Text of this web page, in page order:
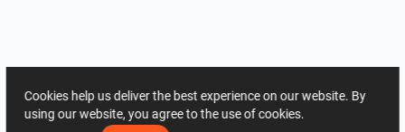
Cookies help us deliver the best experience on our website. By
using our website, you agree to the use of cookies.